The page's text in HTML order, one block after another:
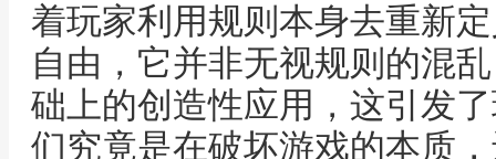
着玩家利用规则本身去重新
自由，它并非无视规则的混
础上的创造性应用，这引发
们究竟是在破坏游戏的本质